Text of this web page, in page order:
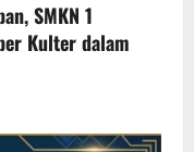
SMKN 1
Kulter dalam